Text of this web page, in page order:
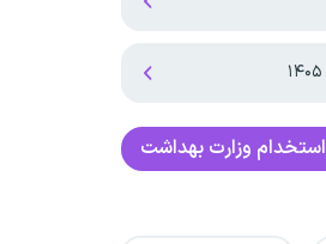
استخدام وزارت بهداشت